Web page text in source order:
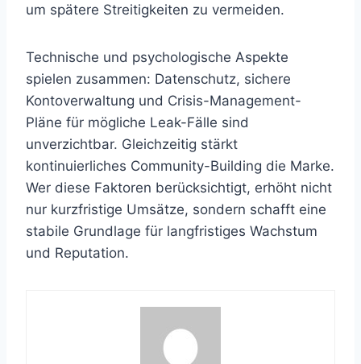
um spätere Streitigkeiten zu vermeiden.
Technische und psychologische Aspekte
spielen zusammen: Datenschutz, sichere
Kontoverwaltung und Crisis-Management-
Pläne für mögliche Leak-Fälle sind
unverzichtbar. Gleichzeitig stärkt
kontinuierliches Community-Building die Marke.
Wer diese Faktoren berücksichtigt, erhöht nicht
nur kurzfristige Umsätze, sondern schafft eine
stabile Grundlage für langfristiges Wachstum
und Reputation.